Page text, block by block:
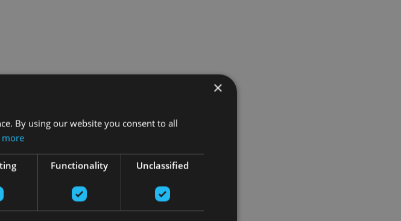
×
By using our website you consent to all
more
Functionality Unclassified